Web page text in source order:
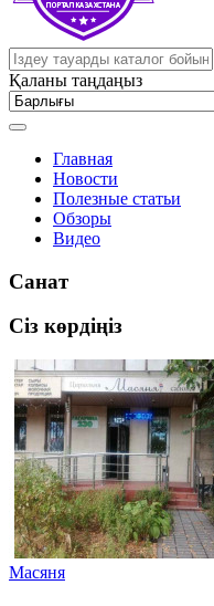
Қаланы таңдаңыз
Главная
Новости
Полезные статьи
Обзоры
Видео
Санат
Сіз көрдіңіз
Масяня